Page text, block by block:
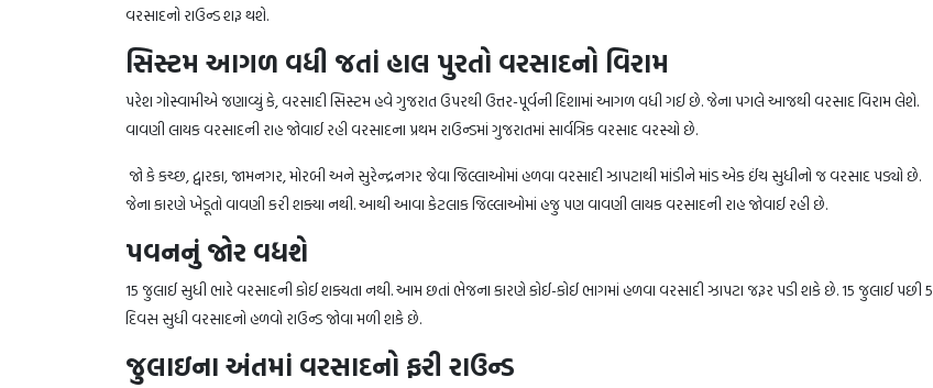
વરસાદનો રાઉન્ડ શરૂ થશે.
સિસ્ટમ આગળ વધી જતાં હાલ પુરતો વરસાદનો વિરામ
પરેશ ગોસ્વામીએ જણાવ્યું કે, વરસાદી સિસ્ટમ હવે ગુજરાત ઉપરથી ઉત્તર-પૂર્વની દિશામાં આગળ વધી ગઈ છે. જેના પગલે આજથી વરસાદ વિરામ લેશે.
વાવણી લાયક વરસાદની રાહ જોવાઈ રહી વરસાદના પ્રથમ રાઉન્ડમાં ગુજરાતમાં સાર્વત્રિક વરસાદ વરસ્યો છે.
જો કે કચ્છ, દ્વારકા, જામનગર, મોરબી અને સુરેન્દ્રનગર જેવા જિલ્લાઓમાં હળવા વરસાદી ઝાપટાથી માંડીને માંડ એક ઈંચ સુધીનો જ વરસાદ પડ્યો છે.
જેના કારણે ખેડૂતો વાવણી કરી શક્યા નથી. આથી આવા કેટલાક જિલ્લાઓમાં હજુ પણ વાવણી લાયક વરસાદની રાહ જોવાઈ રહી છે.
પવનનું જોર વધશે
15 જુલાઈ સુધી ભારે વરસાદની કોઈ શક્યતા નથી. આમ છતાં ભેજના કારણે કોઈ-કોઈ ભાગમાં હળવા વરસાદી ઝાપટા જરૂર પડી શકે છે. 15 જુલાઈ પછી 5
દિવસ સુધી વરસાદનો હળવો રાઉન્ડ જોવા મળી શકે છે.
જુલાઇના અંતમાં વરસાદનો ફરી રાઉન્ડ